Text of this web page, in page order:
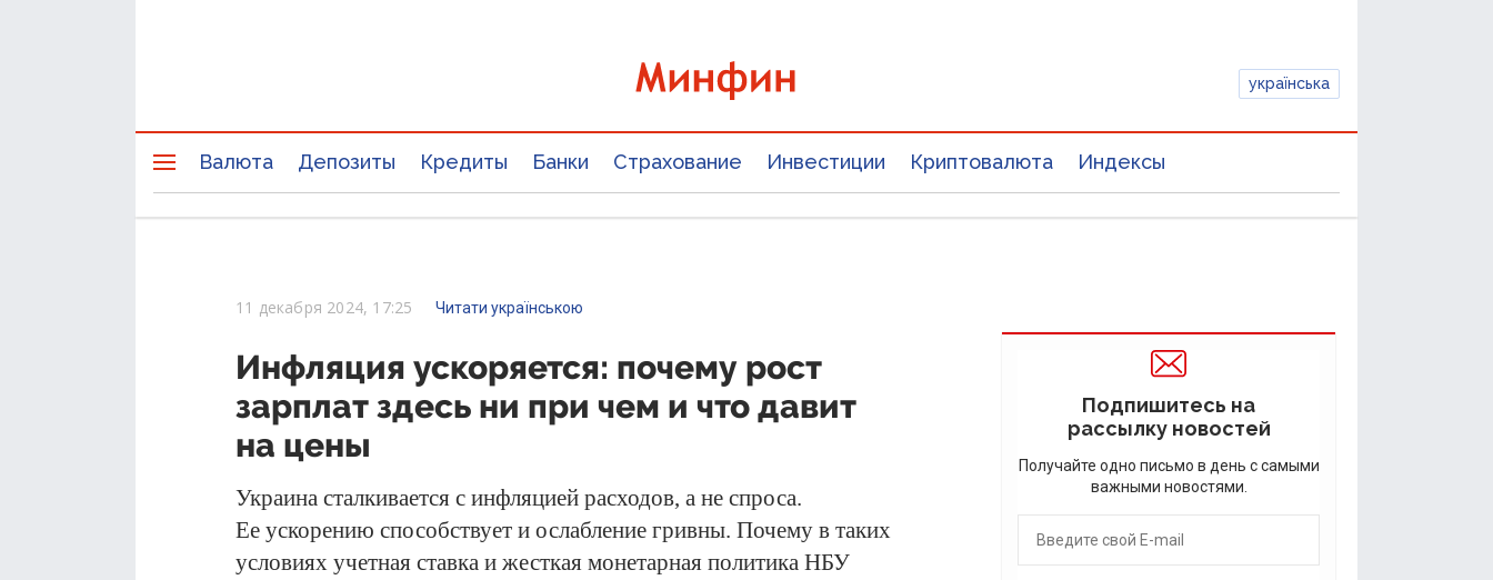
українська
Валюта Депозиты Кредиты Банки Страхование Инвестиции Криптовалюта Индексы
11 декабря 2024, 17:25 Читати українською
Инфляция ускоряется: почему рост
зарплат здесь ни при чем и что давит
на цены
Украина сталкивается с инфляцией расходов, а не спроса.
Ее ускорению способствует и ослабление гривны. Почему в таких
условиях учетная ставка и жесткая монетарная политика НБУ
Подпишитесь на
рассылку новостей
Получайте одно письмо в день с самыми
важными новостями.